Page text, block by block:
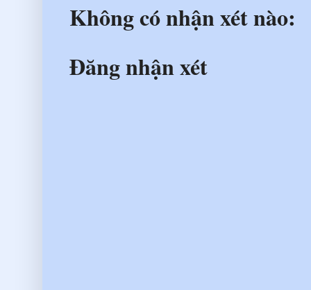
Không có nhận xét nào:
Đăng nhận xét